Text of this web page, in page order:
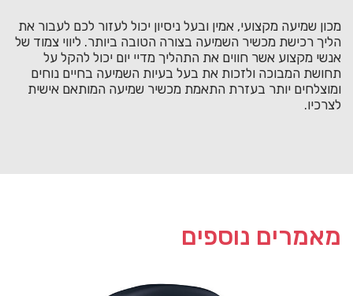
מכון שמיעה מקצועי, אמין ובעל ניסיון יכול לעזור לכם לעבור את
הליך רכישת מכשיר השמיעה בצורה הטובה ביותר. ליווי צמוד של
אנשי מקצוע אשר חווים את התהליך מדיי יום יכול להקל על
תחושת המבוכה ולזכות את בעל בעיות השמיעה בחיים נוחים
ומוצלחים יותר בעזרת התאמת מכשיר שמיעה המותאם אישית
לצרכיו.
מאמרים נוספים